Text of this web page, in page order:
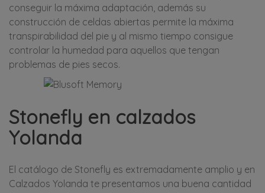
conseguir la máxima adaptación, además su
construcción de celdas abiertas permite la máxima
transpirabilidad del pie y al mismo tiempo consigue
controlar la humedad para aquellos que tengan
problemas de pies secos.
Stonefly en calzados
Yolanda
El catálogo de Stonefly es extremadamente amplio y en
Calzados Yolanda te presentamos una buena cantidad